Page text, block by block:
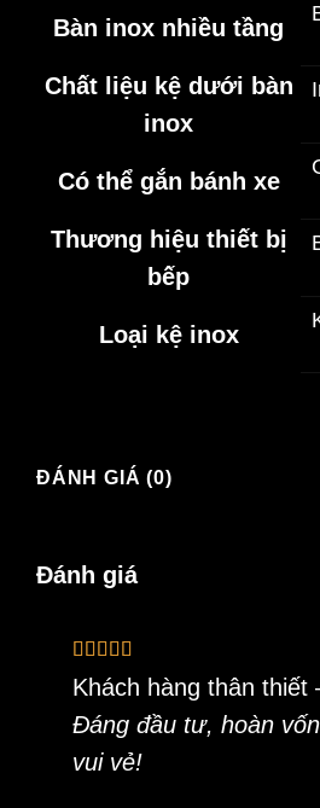
Bàn inox nhiều tầng
Chất liệu kệ dưới bàn
inox
Có thể gắn bánh xe
Thương hiệu thiết bị
bếp
Loại kệ inox
ĐÁNH GIÁ (0)
Đánh giá
Được xếp
hạng55 sao
Khách hàng thân thiết
Đáng đầu tư, hoàn
vui vẻ!